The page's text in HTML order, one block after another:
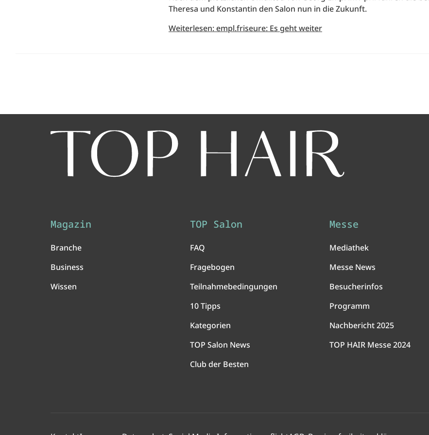
Theresa und Konstantin den Salon nun in die Zukunft.
Weiterlesen: empl.friseure: Es geht weiter
Magazin
Branche
Business
Wissen
TOP Salon
FAQ
Fragebogen
Teilnahmebedingungen
10 Tipps
Kategorien
TOP Salon News
Club der Besten
Messe
Mediathek
Messe News
Besucherinfos
Programm
Nachbericht 2025
TOP HAIR Messe 2024